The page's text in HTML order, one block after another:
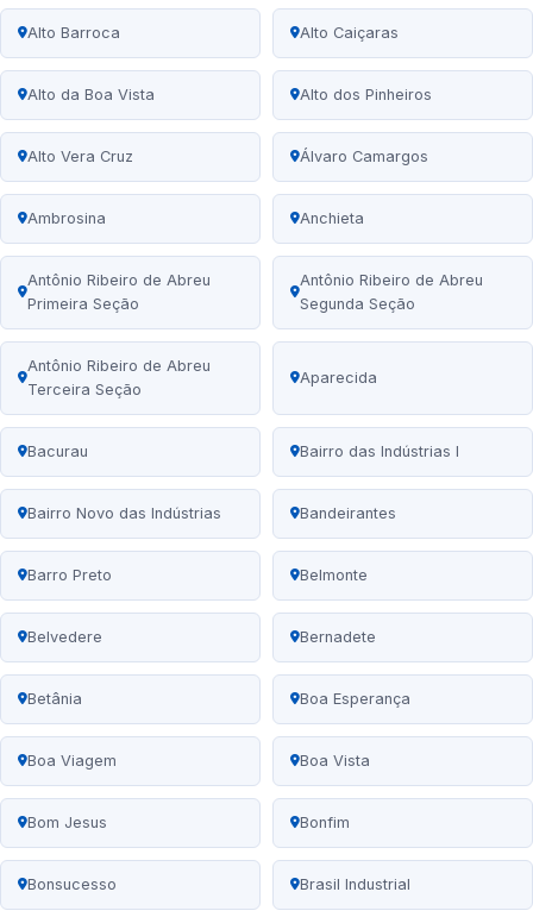
Alto Barroca Alto Caiçaras
Alto da Boa Vista Alto dos Pinheiros
Alto Vera Cruz Álvaro Camargos
Ambrosina Anchieta
Antônio Ribeiro de Abreu
Primeira Seção
Antônio Ribeiro de Abreu
Segunda Seção
Antônio Ribeiro de Abreu
Terceira Seção
Aparecida
Bacurau Bairro das Indústrias I
Bairro Novo das Indústrias Bandeirantes
Barro Preto Belmonte
Belvedere Bernadete
Betânia Boa Esperança
Boa Viagem Boa Vista
Bom Jesus Bonfim
Bonsucesso Brasil Industrial